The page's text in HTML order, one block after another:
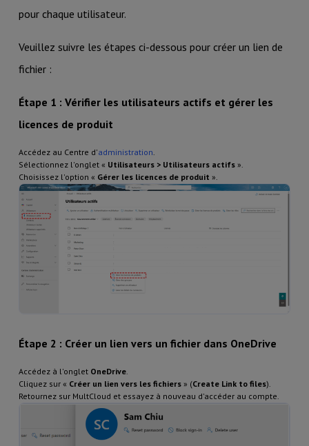
pour chaque utilisateur.
Veuillez suivre les étapes ci-dessous pour créer un lien de
fichier :
Étape 1 : Vérifier les utilisateurs actifs et gérer les
licences de produit
Accédez au Centre d'administration.
Sélectionnez l'onglet « Utilisateurs > Utilisateurs actifs».
Choisissez l'option « Gérer les licences de produit ».
Étape 2 : Créer un lien vers un fichier dans OneDrive
Accédez à l'onglet OneDrive.
Cliquez sur « Créer un lien vers les fichiers» (Create Link to files).
Retournez sur MultCloud et essayez à nouveau d'accéder au compte.